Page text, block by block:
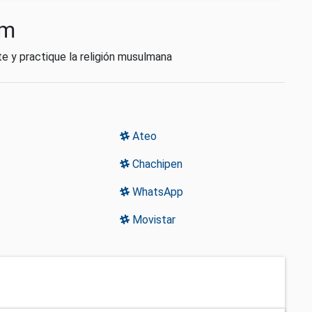
y practique la religión musulmana
Ateo
Chachipen
WhatsApp
Movistar